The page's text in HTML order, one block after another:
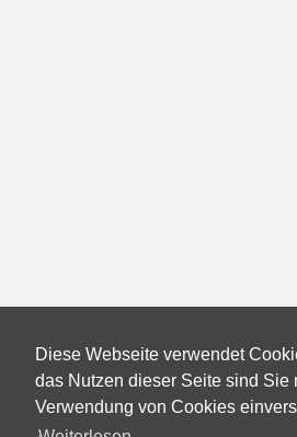
Diese Webseite verwendet
das Nutzen dieser Seite sind Sie
Verwendung von Cookies